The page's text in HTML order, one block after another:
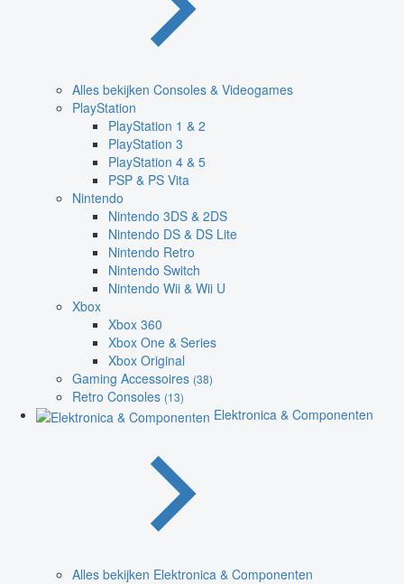
Alles bekijken Consoles & Videogames
PlayStation
PlayStation 1 & 2
PlayStation 3
PlayStation 4 & 5
PSP & PS Vita
Nintendo
Nintendo 3DS & 2DS
Nintendo DS & DS Lite
Nintendo Retro
Nintendo Switch
Nintendo Wii & Wii U
Xbox
Xbox 360
Xbox One & Series
Xbox Original
Gaming Accessoires (38)
Retro Consoles (13)
Elektronica & Componenten
Alles bekijken Elektronica & Componenten